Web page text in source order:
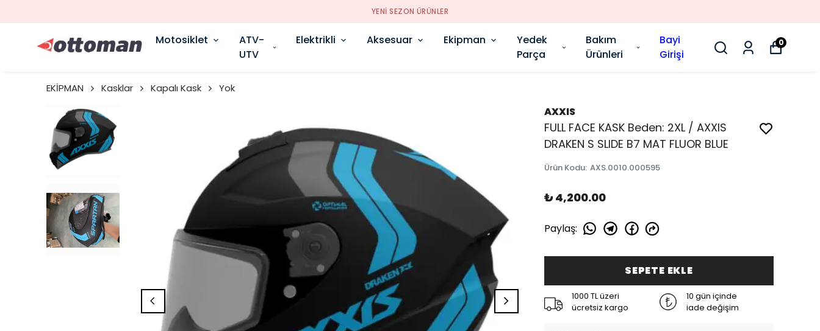
YENI SEZON ÜRÜNLER
Motosiklet
ATV-
UTV
Elektrikli Aksesuar Ekipman
Yedek
Parça
Bakım
Ürünleri
Bayi
Girişi
0
EKİPMAN Kasklar Kapalı Kask Yok
AXXIS
FULL FACE KASK Beden: 2XL / AXXIS
DRAKEN S SLIDE B7 MAT FLUOR BLUE
Ürün Kodu: AXS.0010.000595
₺ 4,200.00
Paylaş:
SEPETE EKLE
1000 TL üzeri
ücretsiz kargo
10 gün içinde
iade değişim